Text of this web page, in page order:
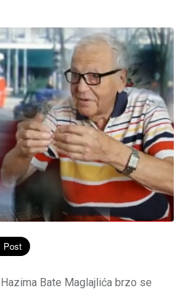
Bate Maglajlića brzo se